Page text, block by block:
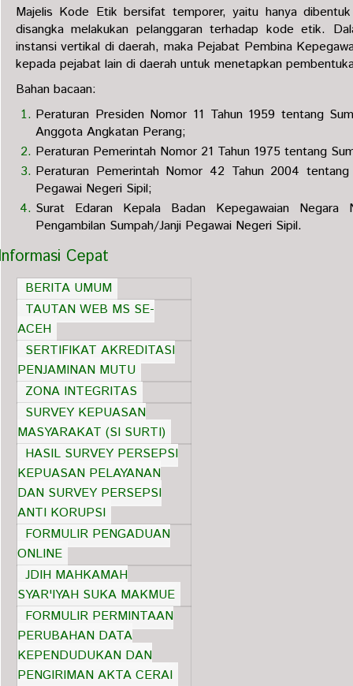
Majelis Kode Etik bersifat temporer, yaitu hanya
disangka melakukan pelanggaran terhadap kode etik.
instansi vertikal di daerah, maka Pejabat Pembina
kepada pejabat lain di daerah untuk menetapkan
Bahan bacaan:
Peraturan Presiden Nomor 11 Tahun 1959 tentang
Anggota Angkatan Perang;
Peraturan Pemerintah Nomor 21 Tahun 1975 tentang
Peraturan Pemerintah Nomor 42 Tahun 2004
Pegawai Negeri Sipil;
Surat Edaran Kepala Badan Kepegawaian
Pengambilan Sumpah/Janji Pegawai Negeri Sipil.
Cepat
BERITA UMUM
TAUTAN WEB MS SE-
ACEH
SERTIFIKAT AKREDITASI
PENJAMINAN MUTU
ZONA INTEGRITAS
SURVEY KEPUASAN
MASYARAKAT (SI SURTI)
HASIL SURVEY PERSEPSI
KEPUASAN PELAYANAN
DAN SURVEY PERSEPSI
ANTI KORUPSI
FORMULIR PENGADUAN
ONLINE
JDIH MAHKAMAH
SYAR'IYAH SUKA MAKMUE
FORMULIR PERMINTAAN
PERUBAHAN DATA
KEPENDUDUKAN DAN
PENGIRIMAN AKTA CERAI